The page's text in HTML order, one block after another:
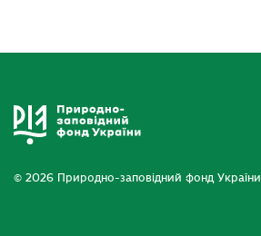
© 2026 Природно-заповідний фонд України